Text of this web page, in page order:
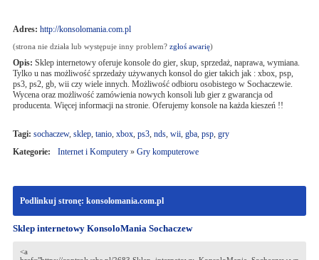
Adres: http://konsolomania.com.pl
(strona nie działa lub występuje inny problem? zgłoś awarię)
Opis: Sklep internetowy oferuje konsole do gier, skup, sprzedaż, naprawa, wymiana.
Tylko u nas możliwość sprzedaży używanych konsol do gier takich jak : xbox, psp,
ps3, ps2, gb, wii czy wiele innych. Możliwość odbioru osobistego w Sochaczewie.
Wycena oraz możliwość zamówienia nowych konsoli lub gier z gwarancja od
producenta. Więcej informacji na stronie. Oferujemy konsole na każda kieszeń !!
Tagi: sochaczew, sklep, tanio, xbox, ps3, nds, wii, gba, psp, gry
Kategorie:
Internet i Komputery» Gry komputerowe
Podlinkuj stronę: konsolomania.com.pl
Sklep internetowy KonsoloMania Sochaczew